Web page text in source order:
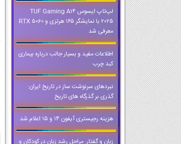
لپ‌تاپ ایسوس TUF Gaming A14
2025 با نمایشگر ۱۶۵ هرتزی و RTX 5060
معرفی شد
اطلاعات مفيد و بسیار جالب درباره بیماری
کبد چرب
نبردهای سرنوشت ساز در تاریخ ایران:
گذری بر گذرگاه های تاریخ
هزینه رجیستری آیفون ۱۴ و ۱۵ اعلام شد
زبان و گفتار: مراحل رشد زبان در کودکان و